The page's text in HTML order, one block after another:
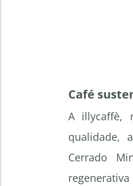
Café
A illycaffè,
qualidade,
Cerrado